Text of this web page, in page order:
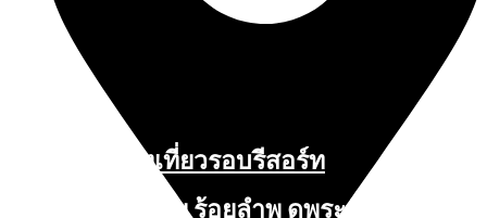
นับหิ่งห้อย ร้อยลำพู ดูพระจันทร์
สถานที่ท่องเที่ยวรอบรีสอร์ท